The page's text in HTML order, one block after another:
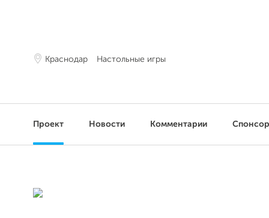
Краснодар Настольные игры
Проект Новости Комментарии